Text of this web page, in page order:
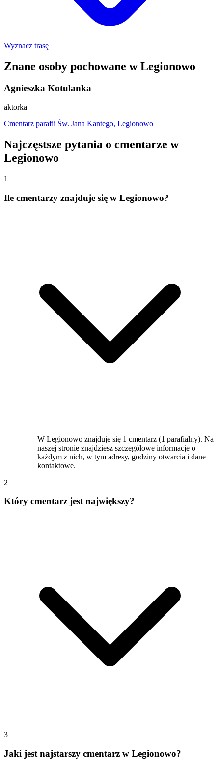
Wyznacz trasę
Znane osoby pochowane w Legionowo
Agnieszka Kotulanka
aktorka
Cmentarz parafii Św. Jana Kantego, Legionowo
Najczęstsze pytania o cmentarze w
Legionowo
1
Ile cmentarzy znajduje się w Legionowo?
W Legionowo znajduje się 1 cmentarz (1 parafialny). Na
naszej stronie znajdziesz szczegółowe informacje o
każdym z nich, w tym adresy, godziny otwarcia i dane
kontaktowe.
2
Który cmentarz jest największy?
3
Jaki jest najstarszy cmentarz w Legionowo?